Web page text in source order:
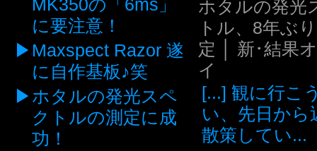
MK350の「6ms」
に要注意！
Maxspect Razor 遂
に自作基板♪笑
ホタルの発光スペ
クトルの測定に成
功！
ホタルの発光
トル、8年ぶ
定 │ 新･結果
イ
[...] 観に行こ
い、先日から
散策してい...